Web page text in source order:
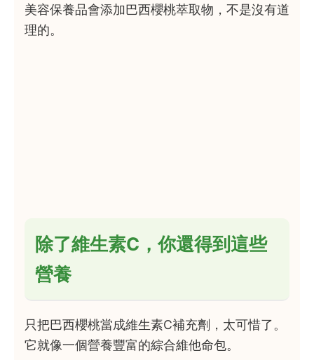
美容保養品會添加巴西櫻桃萃取物，不是沒有道
理的。
除了維生素C，你還得到這些
營養
只把巴西櫻桃當成維生素C補充劑，太可惜了。
它就像一個營養豐富的綜合維他命包。